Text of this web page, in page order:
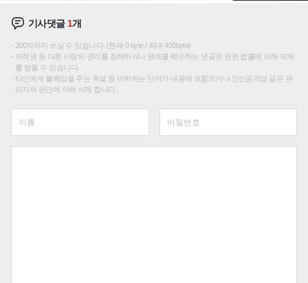
기사댓글 1개
200자까지 쓰실 수 있습니다. (현재 0 byte / 최대 400byte)
저작권 등 다른 사람의 권리를 침해하거나 명예를 훼손하는 댓글은 관련 법률에 의해 제재
를 받을 수 있습니다.
타인에게 불쾌감을 주는 욕설 등 비하하는 단어가 내용에 포함되거나 인신공격성 글은 관
리자의 판단에 의해 삭제 합니다.